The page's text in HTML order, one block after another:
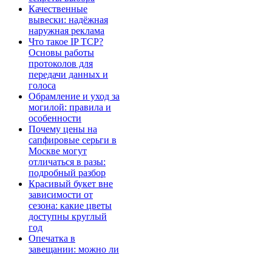
Качественные
вывески: надёжная
наружная реклама
Что такое IP TCP?
Основы работы
протоколов для
передачи данных и
голоса
Обрамление и уход за
могилой: правила и
особенности
Почему цены на
сапфировые серьги в
Москве могут
отличаться в разы:
подробный разбор
Красивый букет вне
зависимости от
сезона: какие цветы
доступны круглый
год
Опечатка в
завещании: можно ли